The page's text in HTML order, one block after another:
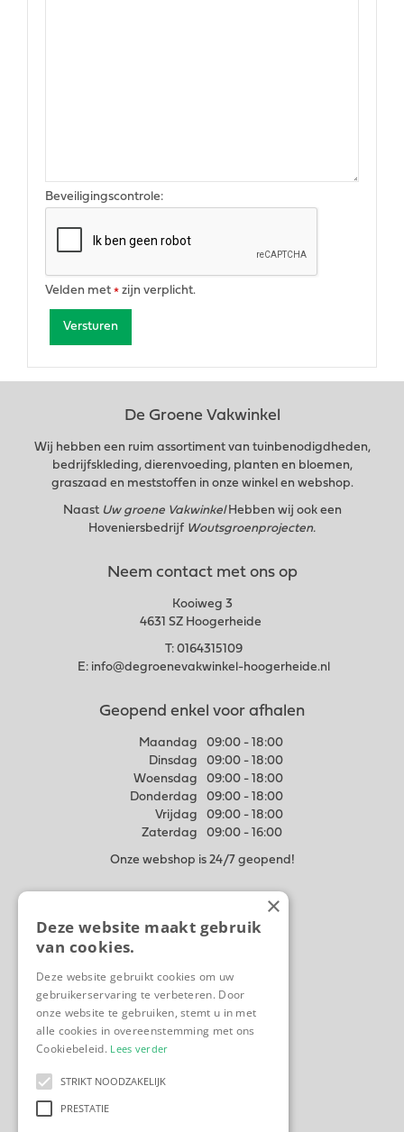
Beveiligingscontrole:
Velden met * zijn verplicht.
De Groene Vakwinkel
Wij hebben een ruim assortiment van tuinbenodigdheden,
bedrijfskleding, dierenvoeding, planten en bloemen,
graszaad en meststoffen in onze winkel en webshop.
Naast Uw groene Vakwinkel Hebben wij ook een
Hoveniersbedrijf Woutsgroenprojecten.
Neem contact met ons op
Kooiweg 3
4631 SZ Hoogerheide
T: 0164315109
E: info@degroenevakwinkel-hoogerheide.nl
Geopend enkel voor afhalen
Maandag
09:00 - 18:00
Dinsdag
09:00 - 18:00
Woensdag
09:00 - 18:00
Donderdag
09:00 - 18:00
Vrijdag
09:00 - 18:00
Zaterdag
09:00 - 16:00
Onze webshop is 24/7 geopend!
Algemene voorwaarden
Disclaimer
Contact
Ons tuincentrum
×
Deze website maakt gebruik
van cookies.
Deze website gebruikt cookies om uw
gebruikerservaring te verbeteren. Door
onze website te gebruiken, stemt u in met
alle cookies in overeenstemming met ons
Cookiebeleid. Lees verder
STRIKT NOODZAKELIJK
PRESTATIE